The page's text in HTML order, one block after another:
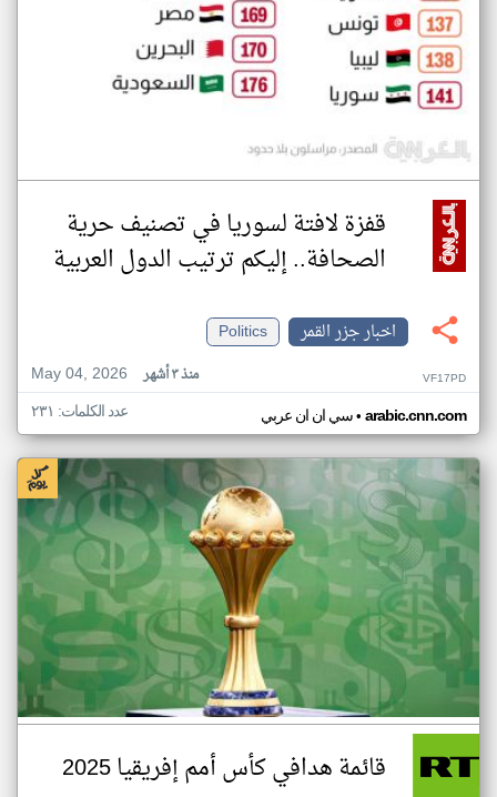
قفزة لافتة لسوريا في تصنيف حرية
الصحافة.. إليكم ترتيب الدول العربية
اخبار جزر القمر
Politics
May 04, 2026
منذ ٣ أشهر VF17PD
سي ان ان عربي• arabic.cnn.com عدد الكلمات: ٢٣١
قائمة هدافي كأس أمم إفريقيا 2025